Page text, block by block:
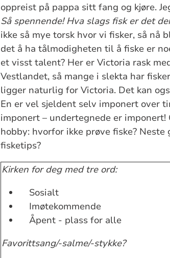
oppreist på pappa sitt fang og kjøre.
Så spennende! Hva slags fisk er det
ikke så mye torsk hvor vi fisker, så nå
det å ha tålmodigheten til å fiske er
et visst talent? Her er Victoria rask
Vestlandet, så mange i slekta har
ligger naturlig for Victoria. Det kan
En er vel sjeldent selv imponert over
imponert – undertegnede er
hobby: hvorfor ikke prøve fiske?
fisketips?
Kirken for deg med tre ord:
Sosialt
Imøtekommende
Åpent - plass for alle
Favorittsang/-salme/-stykke?